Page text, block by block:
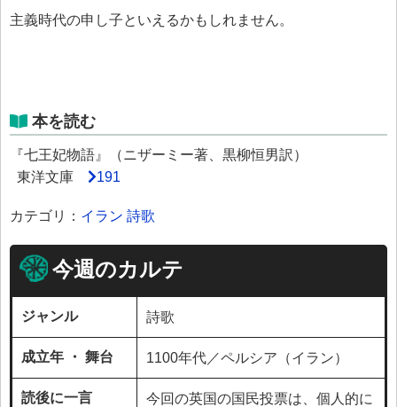
主義時代の申し子といえるかもしれません。
本を読む
『七王妃物語』（ニザーミー著、黒柳恒男訳）
東洋文庫
191
カテゴリ： イラン 詩歌
今週のカルテ
ジャンル 詩歌
成立年 ・ 舞台 1100年代／ペルシア（イラン）
読後に一言
今回の英国の国民投票は、個人的に